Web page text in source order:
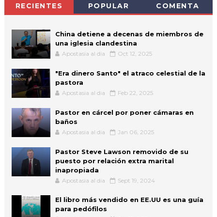
RECIENTES POPULAR COMENTA
China detiene a decenas de miembros de
una iglesia clandestina
Apostasia al dia Oct 12, 2025
"Era dinero Santo" el atraco celestial de la
pastora
Apostasia al dia Feb 22, 2025
Pastor en cárcel por poner cámaras en
baños
Apostasia al dia Jan 06, 2025
Pastor Steve Lawson removido de su
puesto por relación extra marital
inapropiada
Apostasia al dia Sept 19, 2024
El libro más vendido en EE.UU es una guía
para pedófilos